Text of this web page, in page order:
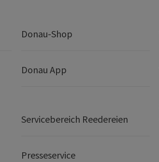
Donau-Shop
Donau App
Servicebereich Reedereien
Presseservice